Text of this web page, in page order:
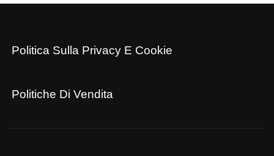
Politica Sulla Privacy E Cookie
Politiche Di Vendita